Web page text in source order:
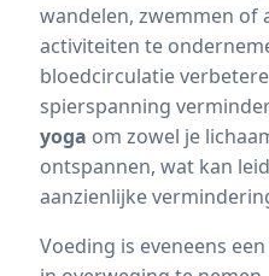
wandelen, zwemmen of
activiteiten te
bloedcirculatie
spierspanning
yoga om zowel je
ontspannen, wat kan
aanzienlijke
Voeding is eveneens